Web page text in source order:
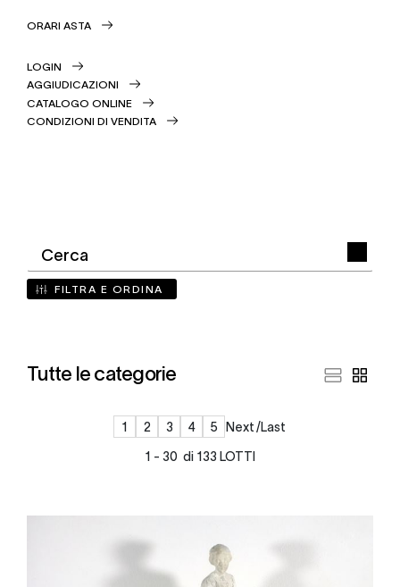
ORARI ASTA
LOGIN
AGGIUDICAZIONI
CATALOGO ONLINE
CONDIZIONI DI VENDITA
FILTRA E ORDINA
Tutte le categorie
1 - 30 di 133 LOTTI
1 2 3 4 5 Next Last